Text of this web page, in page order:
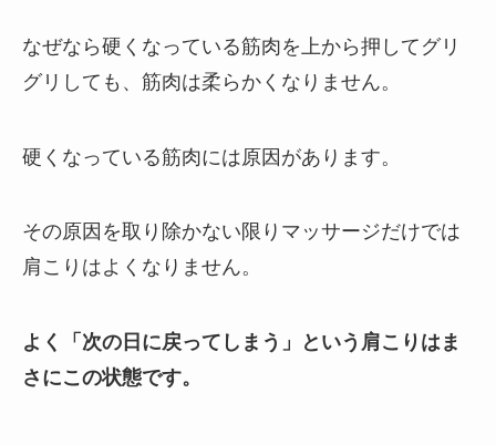
なぜなら硬くなっている筋肉を上から押してグリ
グリしても、筋肉は柔らかくなりません。
硬くなっている筋肉には原因があります。
その原因を取り除かない限りマッサージだけでは
肩こりはよくなりません。
よく「次の日に戻ってしまう」という肩こりはま
さにこの状態です。